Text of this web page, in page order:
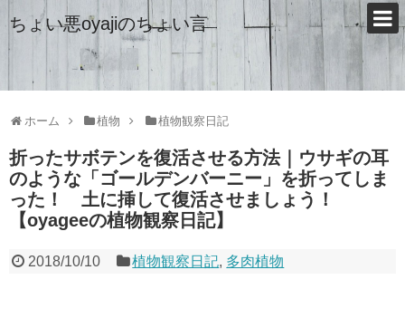
ちょい悪oyajiのちょい言
ホーム 植物 植物観察日記
折ったサボテンを復活させる方法｜ウサギの耳
のような「ゴールデンバーニー」を折ってしま
った！ 土に挿して復活させましょう！
【oyageeの植物観察日記】
2018/10/10 植物観察日記, 多肉植物